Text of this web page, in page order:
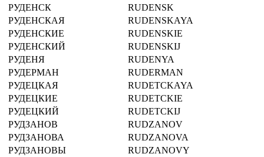
РУДЕНСК
RUDENSK
РУДЕНСКАЯ
RUDENSKAYA
РУДЕНСКИЕ
RUDENSKIE
РУДЕНСКИЙ
RUDENSKIJ
РУДЕНЯ
RUDENYA
РУДЕРМАН
RUDERMAN
РУДЕЦКАЯ
RUDETCKAYA
РУДЕЦКИЕ
RUDETCKIE
РУДЕЦКИЙ
RUDETCKIJ
РУДЗАНОВ
RUDZANOV
РУДЗАНОВА
RUDZANOVA
РУДЗАНОВЫ
RUDZANOVY